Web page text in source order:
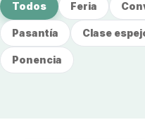
Todos Feria
Pasantía Clase
Ponencia